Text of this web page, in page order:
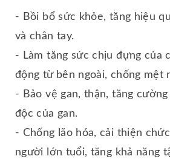
- Bồi bổ sức khỏe, tăng hiệu
và chân tay.
- Làm tăng sức chịu đựng của
động từ bên ngoài, chống mệt
- Bảo vệ gan, thận, tăng
độc của gan.
- Chống lão hóa, cải thiện
người lớn tuổi, tăng khả năng